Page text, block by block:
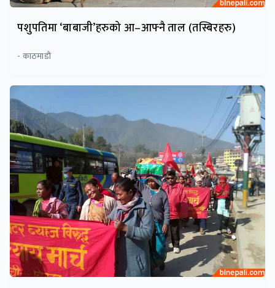
पशुपतिमा ‘बाबाजी’हरुको आ–आफ्नै ताल (तस्बिरहरु)
- काठमाडाैं